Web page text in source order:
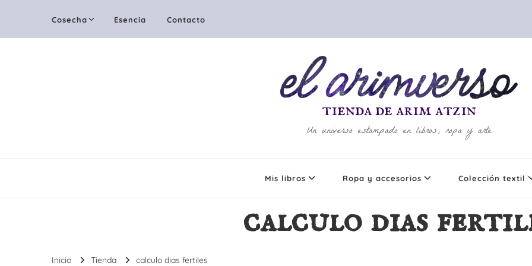
Cosecha Esencia Contacto
tienda de arim atzin
Un universo estampado en libros, ropa y arte
Mis libros Ropa y accesorios Colección textil
calculo dias
Inicio Tienda calculo dias fertiles